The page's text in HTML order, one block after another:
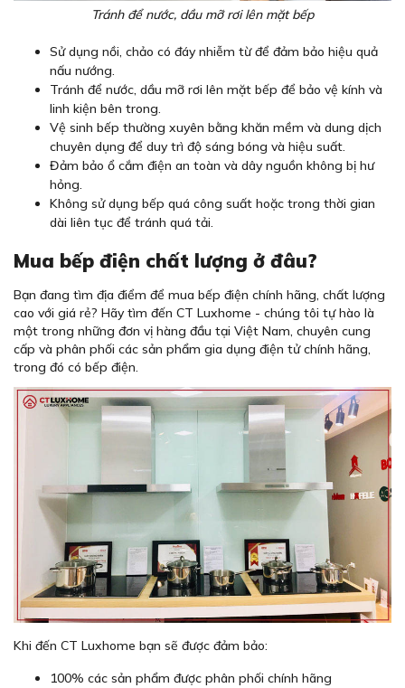
Tránh để nước, dầu mỡ rơi lên mặt bếp
Sử dụng nồi, chảo có đáy nhiễm từ để đảm bảo hiệu quả
nấu nướng.
Tránh để nước, dầu mỡ rơi lên mặt bếp để bảo vệ kính và
linh kiện bên trong.
Vệ sinh bếp thường xuyên bằng khăn mềm và dung dịch
chuyên dụng để duy trì độ sáng bóng và hiệu suất.
Đảm bảo ổ cắm điện an toàn và dây nguồn không bị hư
hỏng.
Không sử dụng bếp quá công suất hoặc trong thời gian
dài liên tục để tránh quá tải.
Mua bếp điện chất lượng ở đâu?
Bạn đang tìm địa điểm để mua bếp điện chính hãng, chất lượng
cao với giá rẻ? Hãy tìm đến CT Luxhome - chúng tôi tự hào là
một trong những đơn vị hàng đầu tại Việt Nam, chuyên cung
cấp và phân phối các sản phẩm gia dụng điện tử chính hãng,
trong đó có bếp điện.
Khi đến CT Luxhome bạn sẽ được đảm bảo:
100% các sản phẩm được phân phối chính hãng